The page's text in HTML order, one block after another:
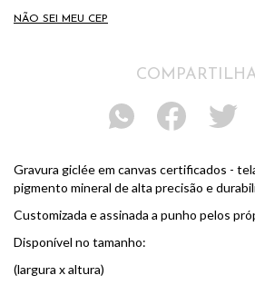
NÃO SEI MEU CEP
Gravura giclée em canvas certificados -
pigmento mineral de alta precisão e
Customizada e assinada a punho pelos
Disponível no tamanho:
(largura x altura)